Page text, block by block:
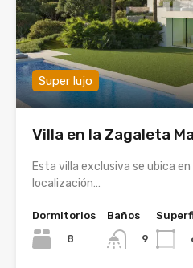
Super lujo
Villa en la Zagaleta
Esta villa exclusiva se ubica
localización…
Dormitorios
8
Baños
9